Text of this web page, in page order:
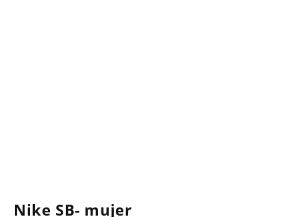
Nike SB- mujer